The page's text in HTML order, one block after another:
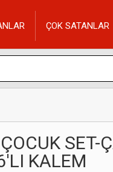
ÇOK SATANLAR
SET-
KALEM